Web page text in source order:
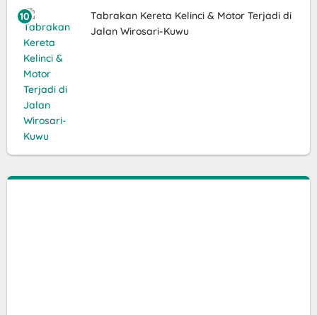
Tabrakan Kereta Kelinci & Motor Terjadi di
Jalan Wirosari-Kuwu